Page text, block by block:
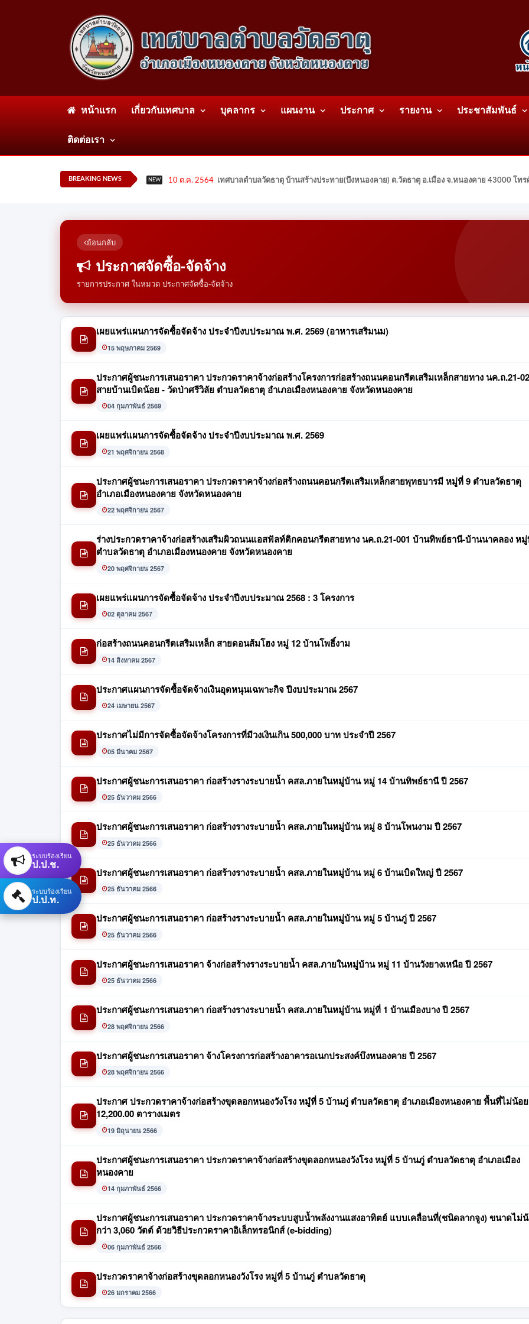
หน้าแรก เกี่ยวกับเทศบาล บุคลากร แผนงาน ประกาศ รายงาน ประชาสัมพันธ์
ติดต่อเรา
BREAKING NEWS NEW 10 ต.ค. 2564 เทศบาลตำบลวัดธาตุ บ้านสร้างประทาย(บึงหนองคาย) ต.วัดธาตุ อ.เมือง จ.หนองคาย 43000 โ
ย้อนกลับ
ประกาศจัดซื้อ-จัดจ้าง
รายการประกาศ ในหมวด ประกาศจัดซื้อ-จัดจ้าง
เผยแพร่แผนการจัดซื้อจัดจ้าง ประจำปีงบประมาณ พ.ศ. 2569 (อาหารเสริมนม)
15 พฤษภาคม 2569
ประกาศผู้ชนะการเสนอราคา ประกวดราคาจ้างก่อสร้างโครงการก่อสร้างถนนคอนกรีตเสริมเหล็กสายทาง นค.ถ.21-
สายบ้านเบิดน้อย - วัดป่าศรีวิลัย ตำบลวัดธาตุ อำเภอเมืองหนองคาย จังหวัดหนองคาย
04 กุมภาพันธ์ 2569
เผยแพร่แผนการจัดซื้อจัดจ้าง ประจำปีงบประมาณ พ.ศ. 2569
21 พฤศจิกายน 2568
ประกาศผู้ชนะการเสนอราคา ประกวดราคาจ้างก่อสร้างถนนคอนกรีตเสริมเหล็กสายพุทธบารมี หมู่ที่ 9 ตำบลวัดธาตุ
อำเภอเมืองหนองคาย จังหวัดหนองคาย
22 พฤศจิกายน 2567
ร่างประกวดราคาจ้างก่อสร้างเสริมผิวถนนแอสฟัลท์ติกคอนกรีตสายทาง นค.ถ.21-001 บ้านทิพย์ธานี-บ้านนาคลอง ห
ตำบลวัดธาตุ อำเภอเมืองหนองคาย จังหวัดหนองคาย
20 พฤศจิกายน 2567
เผยแพร่แผนการจัดซื้อจัดจ้าง ประจำปีงบประมาณ 2568 : 3 โครงการ
02 ตุลาคม 2567
ก่อสร้างถนนคอนกรีตเสริมเหล็ก สายดอนส้มโฮง หมู่ 12 บ้านโพธิ์งาม
14 สิงหาคม 2567
ประกาศแผนการจัดซื้อจัดจ้างเงินอุดหนุนเฉพาะกิจ ปีงบประมาณ 2567
24 เมษายน 2567
ประกาศไม่มีการจัดซื้อจัดจ้างโครงการที่มีวงเงินเกิน 500,000 บาท ประจำปี 2567
05 มีนาคม 2567
ประกาศผู้ชนะการเสนอราคา ก่อสร้างรางระบายน้ำ คสล.ภายในหมู่บ้าน หมู่ 14 บ้านทิพย์ธานี ปี 2567
25 ธันวาคม 2566
ประกาศผู้ชนะการเสนอราคา ก่อสร้างรางระบายน้ำ คสล.ภายในหมู่บ้าน หมู่ 8 บ้านโพนงาม ปี 2567
25 ธันวาคม 2566
ประกาศผู้ชนะการเสนอราคา ก่อสร้างรางระบายน้ำ คสล.ภายในหมู่บ้าน หมู่ 6 บ้านเบิดใหญ่ ปี 2567
25 ธันวาคม 2566
ประกาศผู้ชนะการเสนอราคา ก่อสร้างรางระบายน้ำ คสล.ภายในหมู่บ้าน หมู่ 5 บ้านภู่ ปี 2567
25 ธันวาคม 2566
ประกาศผู้ชนะการเสนอราคา จ้างก่อสร้างรางระบายน้ำ คสล.ภายในหมู่บ้าน หมู่ 11 บ้านวังยางเหนือ ปี 2567
25 ธันวาคม 2566
ประกาศผู้ชนะการเสนอราคา ก่อสร้างรางระบายน้ำ คสล.ภายในหมู่บ้าน หมู่ที่ 1 บ้านเมืองบาง ปี 2567
28 พฤศจิกายน 2566
ประกาศผู้ชนะการเสนอราคา จ้างโครงการก่อสร้างอาคารอเนกประสงค์บึงหนองคาย ปี 2567
28 พฤศจิกายน 2566
ประกาศ ประกวดราคาจ้างก่อสร้างขุดลอกหนองวังโรง หมํู่ที่ 5 บ้านภู่ ตำบลวัดธาตุ อำเภอเมืองหนองคาย พื้นที่ไม่น้อ
12,200.00 ตารางเมตร
19 มิถุนายน 2566
ประกาศผู้ชนะการเสนอราคา ประกวดราคาจ้างก่อสร้างขุดลอกหนองวังโรง หมู่ที่ 5 บ้านภู่ ตำบลวัดธาตุ อำเภอเมือง
หนองคาย
14 กุมภาพันธ์ 2566
ประกาศผู้ชนะการเสนอราคา ประกวดราคาจ้างระบบสูบน้ำพลังงานแสงอาทิตย์ แบบเคลื่อนที่(ชนิดลากจูง) ขนาดไม่
กว่า 3,060 วัตต์ ด้วยวิธีประกวดราคาอิเล็กทรอนิกส์ (e-bidding)
06 กุมภาพันธ์ 2566
ประกวดราคาจ้างก่อสร้างขุดลอกหนองวังโรง หมู่ที่ 5 บ้านภู่ ตำบลวัดธาตุ
26 มกราคม 2566
ระบบร้องเรียน
ป.ป.ช.
ระบบร้องเรียน
ป.ป.ท.